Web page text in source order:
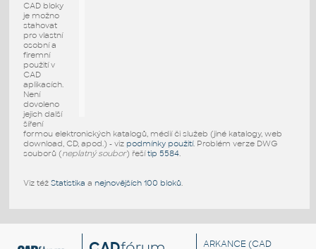
CAD bloky
je možno
stahovat
pro vlastní
osobní a
firemní
použití v
CAD
aplikacích.
Není
dovoleno
jejich další
šíření
formou elektronických katalogů, médií či služeb (jiné katalogy, web
download, CD, apod.) - viz podmínky použití. Problém verze DWG
souborů (neplatný soubor) řešítip 5584.
Viz též Statistika a nejnovějších 100 bloků.
ARKANCE (CAD